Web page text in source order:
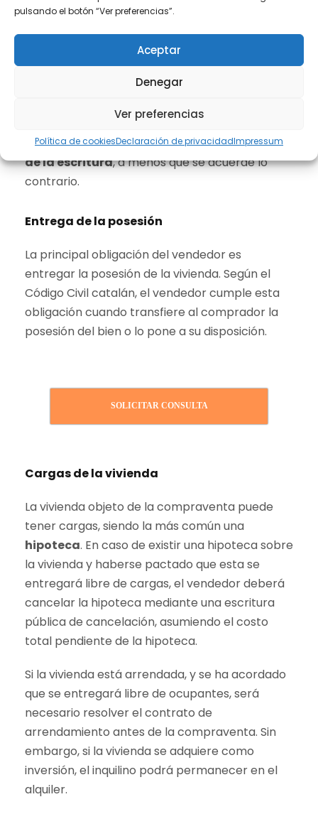
pulsando el botón “Ver preferencias”.
Aceptar
Denegar
Ver preferencias
Política de cookiesDeclaración de privacidadImpressum
«Los gastos del otorgamiento de la escritura y
de la expedición de primera copia y los demás
gastos posteriores a la transmisión corren a
cargo de los adquirentes, salvo que una
disposición especial o un pacto establezcan lo
Es decir,el comprador suele asumir el coste
de la escritura, a menos que se acuerde lo
contrario.
Entrega de la posesión
La principal obligación del vendedor es
entregar la posesión de la vivienda. Según el
Código Civil catalán, el vendedor cumple esta
obligación cuando transfiere al comprador la
posesión del bien o lo pone a su disposición.
SOLICITAR CONSULTA
Cargas de la vivienda
La vivienda objeto de la compraventa puede
tener cargas, siendo la más común una
hipoteca. En caso de existir una hipoteca sobre
la vivienda y haberse pactado que esta se
entregará libre de cargas, el vendedor deberá
cancelar la hipoteca mediante una escritura
pública de cancelación, asumiendo el costo
total pendiente de la hipoteca.
Si la vivienda está arrendada, y se ha acordado
que se entregará libre de ocupantes, será
necesario resolver el contrato de
arrendamiento antes de la compraventa. Sin
embargo, si la vivienda se adquiere como
inversión, el inquilino podrá permanecer en el
alquiler.